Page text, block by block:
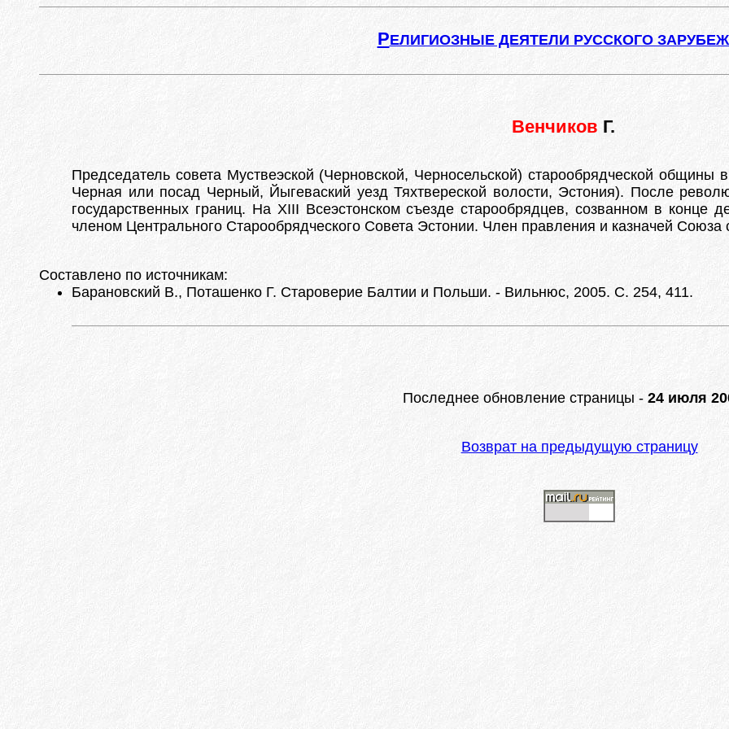
РЕЛИГИОЗНЫЕ ДЕЯТЕЛИ РУССКОГО
Венчиков Г.
Председатель совета Муствеэской (Черновской, Черносельской) старообрядческой общины
Черная или посад Черный, Йыгеваский уезд Тяхтвереской волости, Эстония). После
государственных границ. На XIII Всеэстонском съезде старообрядцев, созванном в конце
членом Центрального Старообрядческого Совета Эстонии. Член правления и казначей
Составлено по источникам:
Барановский В., Поташенко Г. Староверие Балтии и Польши. - Вильнюс, 2005. С. 254, 411.
Последнее обновление страницы - 24 июля
Возврат на предыдущую страницу